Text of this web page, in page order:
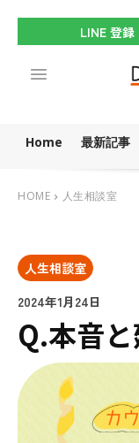
LINE 登録
Home 最新記事
HOME 人生相談室
人生相談室
2024年1月24日
Q.本音